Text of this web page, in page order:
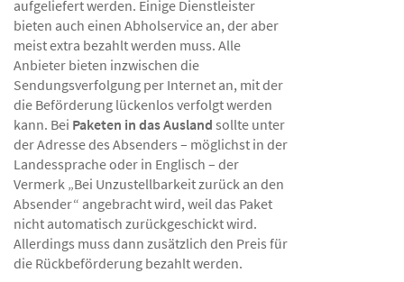
aufgeliefert werden. Einige Dienstleister
bieten auch einen Abholservice an, der aber
meist extra bezahlt werden muss. Alle
Anbieter bieten inzwischen die
Sendungsverfolgung per Internet an, mit der
die Beförderung lückenlos verfolgt werden
kann. Bei Paketen in das Ausland sollte unter
der Adresse des Absenders – möglichst in der
Landessprache oder in Englisch – der
Vermerk „Bei Unzustellbarkeit zurück an den
Absender“ angebracht wird, weil das Paket
nicht automatisch zurückgeschickt wird.
Allerdings muss dann zusätzlich den Preis für
die Rückbeförderung bezahlt werden.